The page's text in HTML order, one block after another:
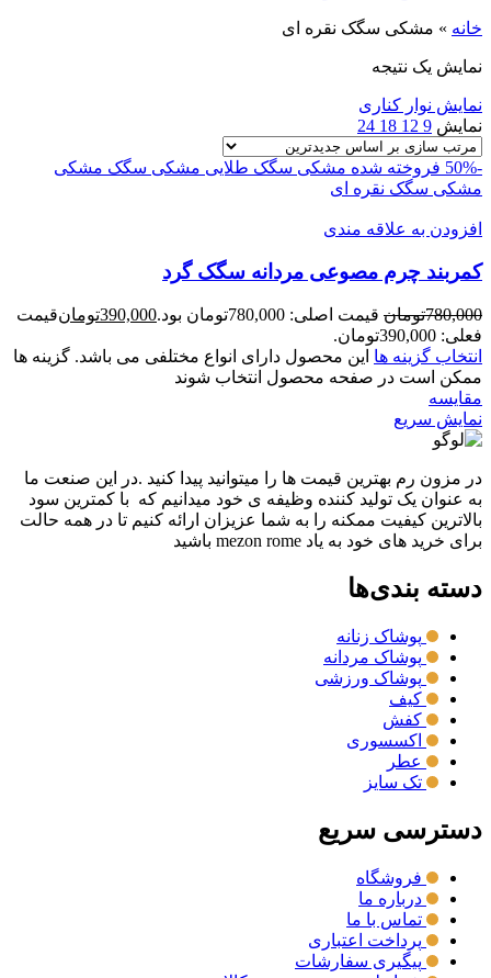
خانه » مشکی سگک نقره ای
نمایش یک نتیجه
نمایش نوار کناری
نمایش 9
12
18
24
-50% فروخته شده مشکی سگک طلایی مشکی سگک مشکی
مشکی سگک نقره ای
افزودن به علاقه مندی
کمربند چرم مصوعی مردانه سگک گرد
780,000تومان قیمت اصلی: 780,000تومان بود. 390,000تومانقیمت
فعلی: 390,000تومان.
انتخاب گزینه ها این محصول دارای انواع مختلفی می باشد. گزینه ها
ممکن است در صفحه محصول انتخاب شوند
مقايسه
نمایش سریع
در مزون رم بهترین قیمت ها را میتوانید پیدا کنید .در این صنعت ما
به عنوان یک تولید کننده وظیفه ی خود میدانیم که با کمترین سود
بالاترین کیفیت ممکنه را به شما عزیزان ارائه کنیم تا در همه حالت
برای خرید های خود به یاد mezon rome باشید
دسته بندی‌ها
پوشاک زنانه
پوشاک مردانه
پوشاک ورزشی
کیف
کفش
اکسسوری
عطر
تک سایز
دسترسی سریع
فروشگاه
درباره ما
تماس با ما
پرداخت اعتباری
پیگیری سفارشات